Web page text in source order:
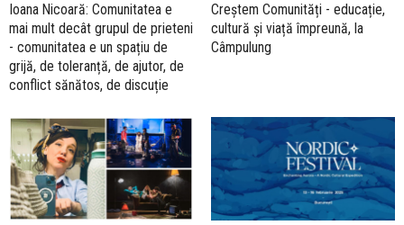
Ioana Nicoară: Comunitatea e
mai mult decât grupul de prieteni
- comunitatea e un spațiu de
grijă, de toleranță, de ajutor, de
conflict sănătos, de discuție
Creștem Comunități - educație,
cultură și viață împreună, la
Câmpulung